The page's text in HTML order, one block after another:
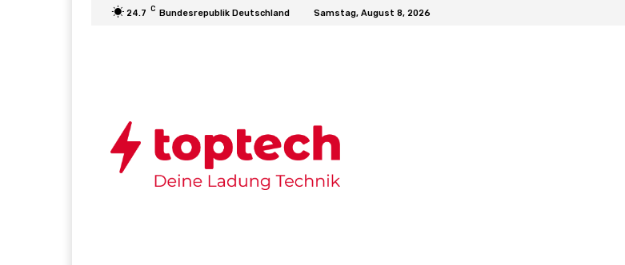
24.7 C Bundesrepublik Deutschland Samstag, August 8, 2026